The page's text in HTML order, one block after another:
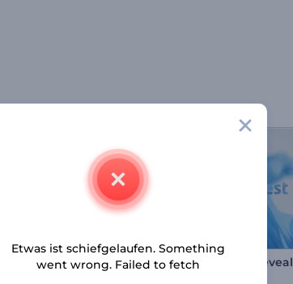
Opener Seidengewebe Logo Reveal
Etwas ist schiefgelaufen. Something
went wrong. Failed to fetch